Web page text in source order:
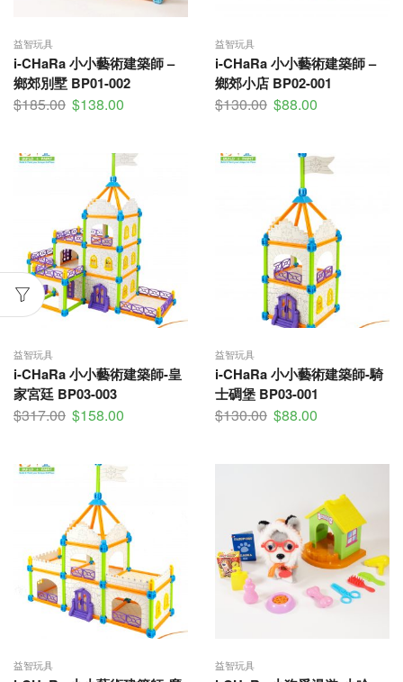
益智玩具
i-CHaRa 小小藝術建築師 –
鄉郊別墅 BP01-002
$185.00 $138.00
益智玩具
i-CHaRa 小小藝術建築師 –
鄉郊小店 BP02-001
$130.00 $88.00
益智玩具
i-CHaRa 小小藝術建築師-皇
家宮廷 BP03-003
$317.00 $158.00
益智玩具
i-CHaRa 小小藝術建築師-騎
士碉堡 BP03-001
$130.00 $88.00
益智玩具 益智玩具